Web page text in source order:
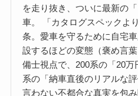
を走り抜き、ついに最新の
車。 「カタログスペックよ
条。愛車を守るために自宅
設するほどの変態（褒め言
備士視点で、200系の「20
系の「納車直後のリアルな
言わない不都合な真実を包